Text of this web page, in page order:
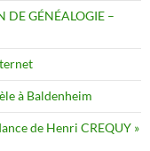
DE GÉNÉALOGIE –
à Baldenheim
de Henri CREQUY »